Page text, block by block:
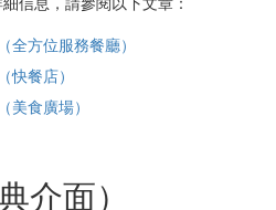
全方位服務餐廳）
快餐店）
美食廣場）
介面）